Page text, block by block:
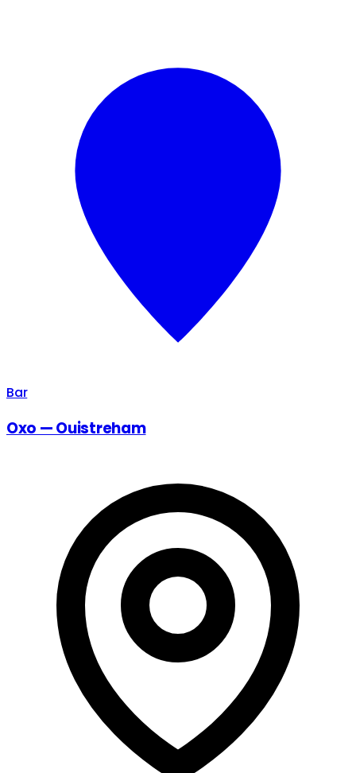
Bar
Oxo — Ouistreham